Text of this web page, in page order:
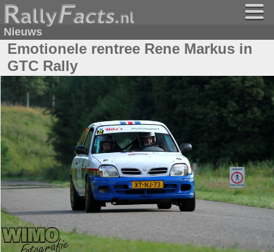
Nieuws
Emotionele rentree Rene Markus in
GTC Rally